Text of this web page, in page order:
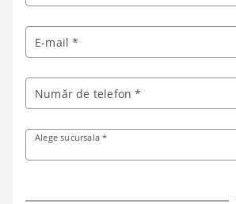
E-mail *
Număr de telefon *
Alege sucursala *